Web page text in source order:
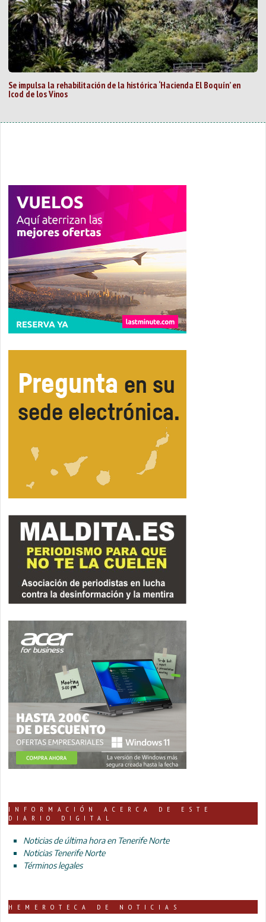
Se impulsa la rehabilitación de la histórica ‘Hacienda El Boquín’ en
Icod de los Vinos
INFORMACIÓN ACERCA DE ESTE
DIARIO DIGITAL
Noticias de última hora en Tenerife Norte
Noticias Tenerife Norte
Términos legales
HEMEROTECA DE NOTICIAS